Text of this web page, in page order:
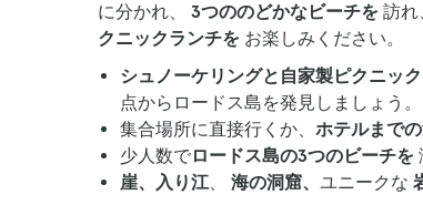
に分かれ、
3つののどかなビーチを 訪れ
クニックランチを お楽しみください。
シュノーケリングと自家製ピクニッ
点からロードス島を発見しましょう。
集合場所に直接行くか、 ホテルまで
少人数でロードス島の3つのビーチを
崖、入り江、 海の洞窟、 ユニークな